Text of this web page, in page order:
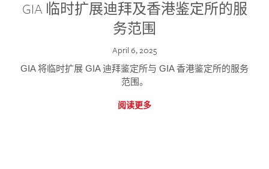
GIA 临时扩展迪拜及香港鉴定所的服
务范围
April 6, 2025
GIA 将临时扩展 GIA 迪拜鉴定所与 GIA 香港鉴定所的服务
范围。
阅读更多